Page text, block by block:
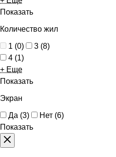
Показать
Количество жил
1 (0) 3 (8)
4 (1)
+ Еще
Показать
Экран
Да (3) Нет (6)
Показать